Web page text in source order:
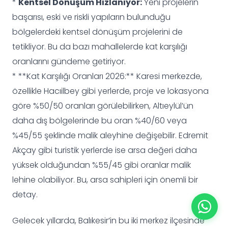
başarısı, eski ve riskli yapıların bulunduğu
bölgelerdeki kentsel dönüşüm projelerini de
tetikliyor. Bu da bazı mahallelerde kat karşılığı
oranlarını gündeme getiriyor.
* **Kat Karşılığı Oranları 2026:** Karesi merkezde,
özellikle Hacıilbey gibi yerlerde, proje ve lokasyona
göre %50/50 oranları görülebilirken, Altıeylül’ün
daha dış bölgelerinde bu oran %40/60 veya
%45/55 şeklinde malik aleyhine değişebilir. Edremit
Akçay gibi turistik yerlerde ise arsa değeri daha
yüksek olduğundan %55/45 gibi oranlar malik
lehine olabiliyor. Bu, arsa sahipleri için önemli bir
detay.
Gelecek yıllarda, Balıkesir’in bu iki merkez ilçesinde